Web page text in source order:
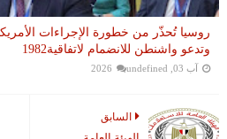
روسيا تُحذّر من خطورة الإجراءات
وتدعو واشنطن للانضمام لاتفاقية1982
آب 03, 2026 undefined
السابق